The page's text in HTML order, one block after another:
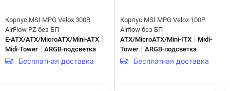
Корпус MSI MPG Velox 300R
AirFlow PZ без БП
E-ATX/ATX/MicroATX/Mini-ATX
Midi-Tower ARGB-подсветка
Бесплатная доставка
Корпус MSI MPG Velox 100P
Airflow без БП
ATX/MicroATX/Mini-ITX
Midi-
Tower
ARGB-подсветка
Бесплатная доставка